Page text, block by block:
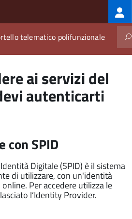
principale
telematico polifunzionale
ai servizi del
autenticarti
con SPID
Digitale (SPID) è il sistema
di utilizzare, con un'identità
Per accedere utilizza le
l’Identity Provider.